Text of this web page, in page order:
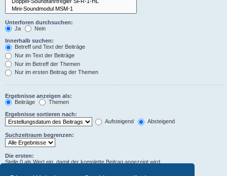
Unterforen durchsuchen:
Ja
Nein
Innerhalb suchen:
Betreff und Text der Beiträge
Nur im Text der Beiträge
Nur im Betreff der Themen
Nur im ersten Beitrag der Themen
Ergebnisse anzeigen als:
Beiträge
Themen
Ergebnisse sortieren nach:
Aufsteigend
Absteigend
Suchzeitraum begrenzen:
Die ersten:
Stelle 0 als Wert ein, damit der komplette Beitrag angezeigt wird.